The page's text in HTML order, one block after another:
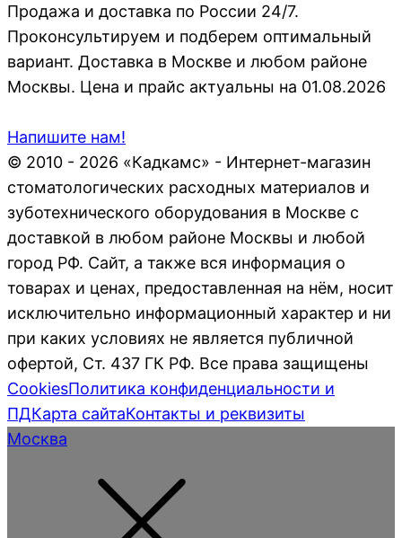
Продажа и доставка по России 24/7.
Проконсультируем и подберем оптимальный
вариант. Доставка в Москве и любом районе
Москвы. Цена и прайс актуальны на 01.08.2026
Напишите нам!
© 2010 - 2026 «Кадкамс» - Интернет-магазин
стоматологических расходных материалов и
зуботехнического оборудования в Москве с
доставкой в любом районе Москвы и любой
город РФ. Сайт, а также вся информация о
товарах и ценах, предоставленная на нём, носит
исключительно информационный характер и ни
при каких условиях не является публичной
офертой, Ст. 437 ГК РФ. Все права защищены
CookiesПолитика конфиденциальности и
ПДКарта сайтаКонтакты и реквизиты
Москва